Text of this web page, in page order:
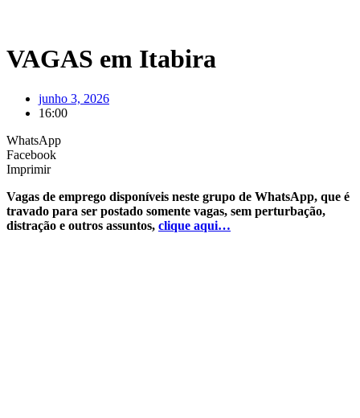
VAGAS em Itabira
junho 3, 2026
16:00
WhatsApp
Facebook
Imprimir
Vagas de emprego disponíveis neste grupo de WhatsApp, que é
travado para ser postado somente vagas, sem perturbação,
distração e outros assuntos, clique aqui…